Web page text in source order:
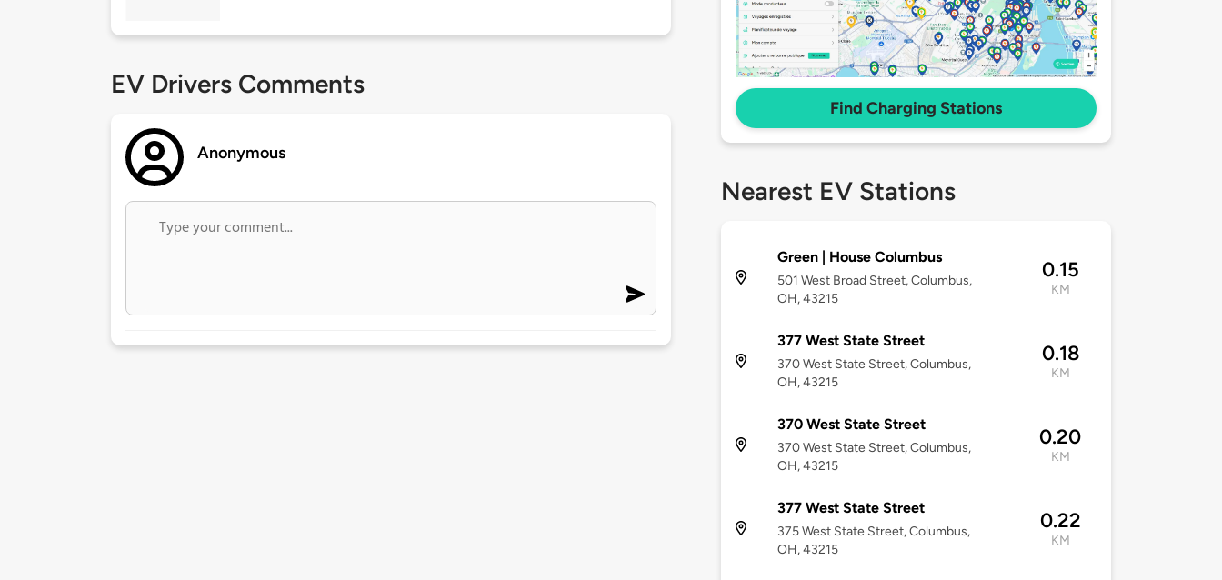
EV Drivers Comments
Anonymous
Find Charging Stations
Nearest EV Stations
Green | House Columbus
501 West Broad Street, Columbus,
OH, 43215
0.15
KM
377 West State Street
370 West State Street, Columbus,
OH, 43215
0.18
KM
370 West State Street
370 West State Street, Columbus,
OH, 43215
0.20
KM
377 West State Street
375 West State Street, Columbus,
OH, 43215
0.22
KM